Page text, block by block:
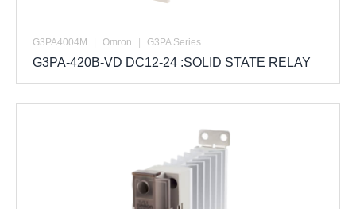
G3PA4004M | Omron | G3PA Series
G3PA-420B-VD DC12-24 :SOLID STATE RELAY